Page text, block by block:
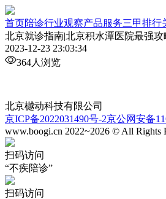
首页陪诊行业观察产品服务三甲排行
北京就诊指南|北京积水潭医院最强攻
2023-12-23 23:03:34
364人浏览
北京樾动科技有限公司
京ICP备2022031490号-2京公网安备
www.boogi.cn 2022~2026 © All Rights
扫码访问
“不疾陪诊”
扫码访问